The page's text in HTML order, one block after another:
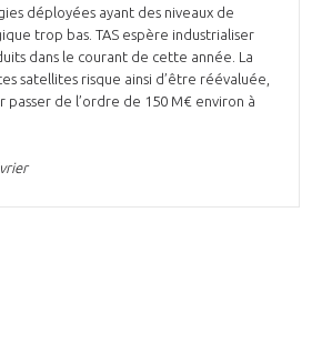
déployées ayant des niveaux de
trop bas. TAS espère industrialiser
dans le courant de cette année. La
satellites risque ainsi d’être réévaluée,
de l’ordre de 150 M€ environ à